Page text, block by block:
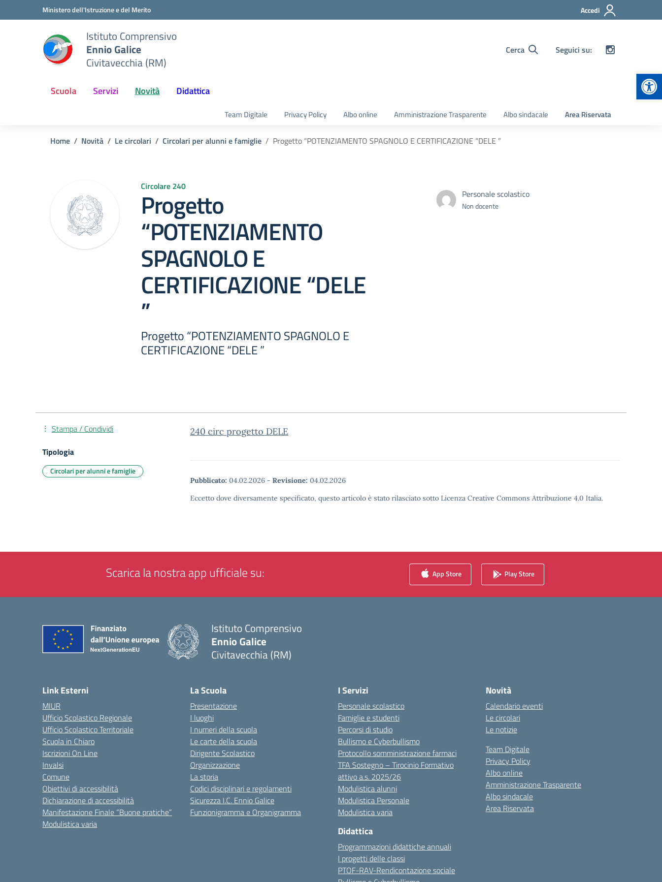
Vai ai contenuti
Vai al menu di navigazioneMinistero dell'Istruzione e del Merito Accedi
Istituto Comprensivo
Ennio Galice
Civitavecchia (RM)
Cerca Seguici su:
Scuola Servizi Novità Didattica
Team Digitale Privacy Policy Albo online Amministrazione Trasparente Albo sindacale Area Riservata
Home Novità Le circolari Circolari per alunni e famiglie Progetto “POTENZIAMENTO SPAGNOLO E CERTIFICAZIONE “DELE ”
Circolare 240
Progetto
“POTENZIAMENTO
SPAGNOLO E
CERTIFICAZIONE “DELE
”
Progetto “POTENZIAMENTO SPAGNOLO E
CERTIFICAZIONE “DELE ”
Personale scolastico
Non docente
240 circ progetto DELE
Pubblicato: 04.02.2026 - Revisione: 04.02.2026
Eccetto dove diversamente specificato, questo articolo è stato rilasciato sotto Licenza Creative Commons Attribuzione 4.0 Italia.
Stampa / Condividi
Tipologia
Circolari per alunni e famiglie
Scarica la nostra app ufficiale su: App Store Play Store
Istituto Comprensivo
Ennio Galice
Civitavecchia (RM)
Link Esterni
MIUR
Ufficio Scolastico Regionale
Ufficio Scolastico Territoriale
Scuola in Chiaro
Iscrizioni On Line
Invalsi
Comune
Obiettivi di accessibilità
Dichiarazione di accessibilità
Manifestazione Finale “Buone pratiche”
Modulistica varia
La Scuola
Presentazione
I luoghi
I numeri della scuola
Le carte della scuola
Dirigente Scolastico
Organizzazione
La storia
Codici disciplinari e regolamenti
Sicurezza I.C. Ennio Galice
Funzionigramma e Organigramma
I Servizi
Personale scolastico
Famiglie e studenti
Percorsi di studio
Bullismo e Cyberbullismo
Protocollo somministrazione farmaci
TFA Sostegno – Tirocinio Formativo
attivo a.s. 2025/26
Modulistica alunni
Modulistica Personale
Modulistica varia
Didattica
Programmazioni didattiche annuali
I progetti delle classi
PTOF-RAV-Rendicontazione sociale
Novità
Calendario eventi
Le circolari
Le notizie
Team Digitale
Privacy Policy
Albo online
Amministrazione Trasparente
Albo sindacale
Area Riservata